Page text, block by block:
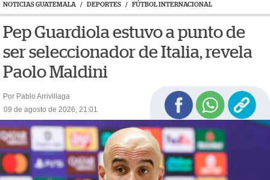
NOTICIAS GUATEMALA / DEPORTES / FÚTBOL INTERNACIONAL
Pep Guardiola estuvo a punto de
ser seleccionador de Italia, revela
Paolo Maldini
Por Pablo Arrivillaga
09 de agosto de 2026, 21:01